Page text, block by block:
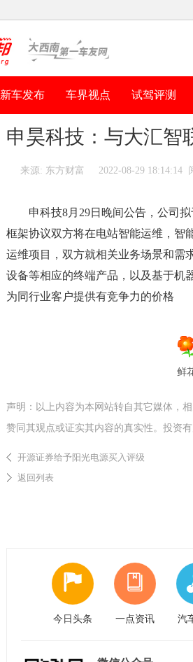
新车发布 车界视点 试驾评测
申昊科技：与大汇智
来源: 东方财富 2022-08-29 18:14:14
申科技8月29日晚间公告，公司
框架协议双方将在电站智能运维，智
运维项目，双方就相关业务场景和需
设备等相应的终端产品，以及基于机
为同行业客户提供有竞争力的价格
鲜
声明：以上内容为本网站转自其它媒体，
赞同其观点或证实其内容的真实性。投资有
开源证券给予阳光电源买入评级
返回列表
今日头条 一点资讯 汽